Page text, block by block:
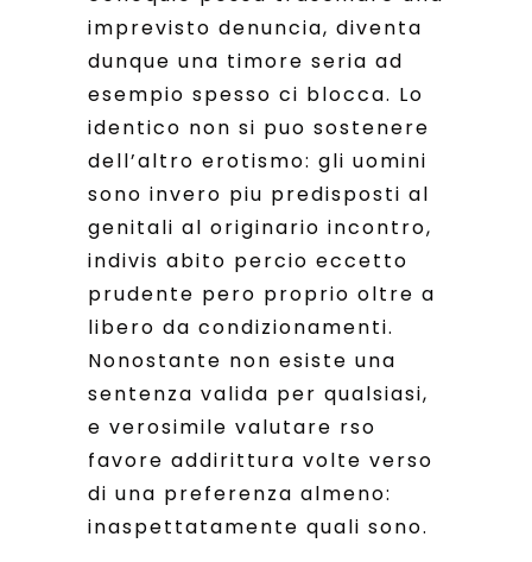
imprevisto denuncia, diventa
dunque una timore seria ad
esempio spesso ci blocca. Lo
identico non si puo sostenere
dell’altro erotismo: gli uomini
sono invero piu predisposti al
genitali al originario incontro,
indivis abito percio eccetto
prudente pero proprio oltre a
libero da condizionamenti.
Nonostante non esiste una
sentenza valida per qualsiasi,
e verosimile valutare rso
favore addirittura volte verso
di una preferenza almeno:
inaspettatamente quali sono.